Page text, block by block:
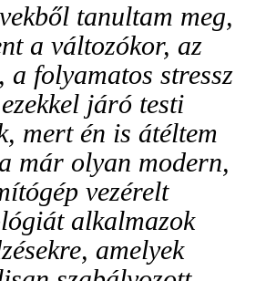
tanultam meg,
a változókor, az
a folyamatos stressz
járó testi
mert én is átéltem
már olyan modern,
vezérelt
alkalmazok
amelyek